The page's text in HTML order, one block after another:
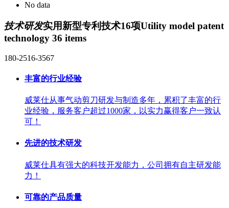
No data
技术研发实用新型专利技术16项Utility model patent
technology 36 items
180-2516-3567
丰富的行业经验
威莱仕从事气动剪刀研发与制造多年，累积了丰富的行
业经验，服务客户超过1000家，以实力赢得客户一致认
可！
先进的技术研发
威莱仕具有强大的科技开发能力，公司拥有自主研发能
力！
可靠的产品质量